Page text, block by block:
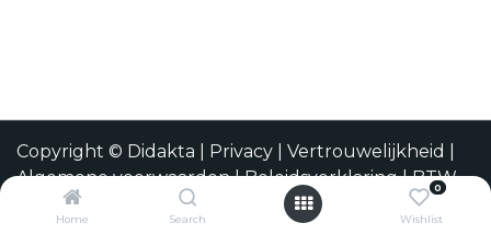
Home Search
0
Wishlist
Copyright © Didakta | Privacy | Vertrouwelijkheid
Algemene voorwaarden|Beleidsverklaring| BTW
BE 0471.695.162